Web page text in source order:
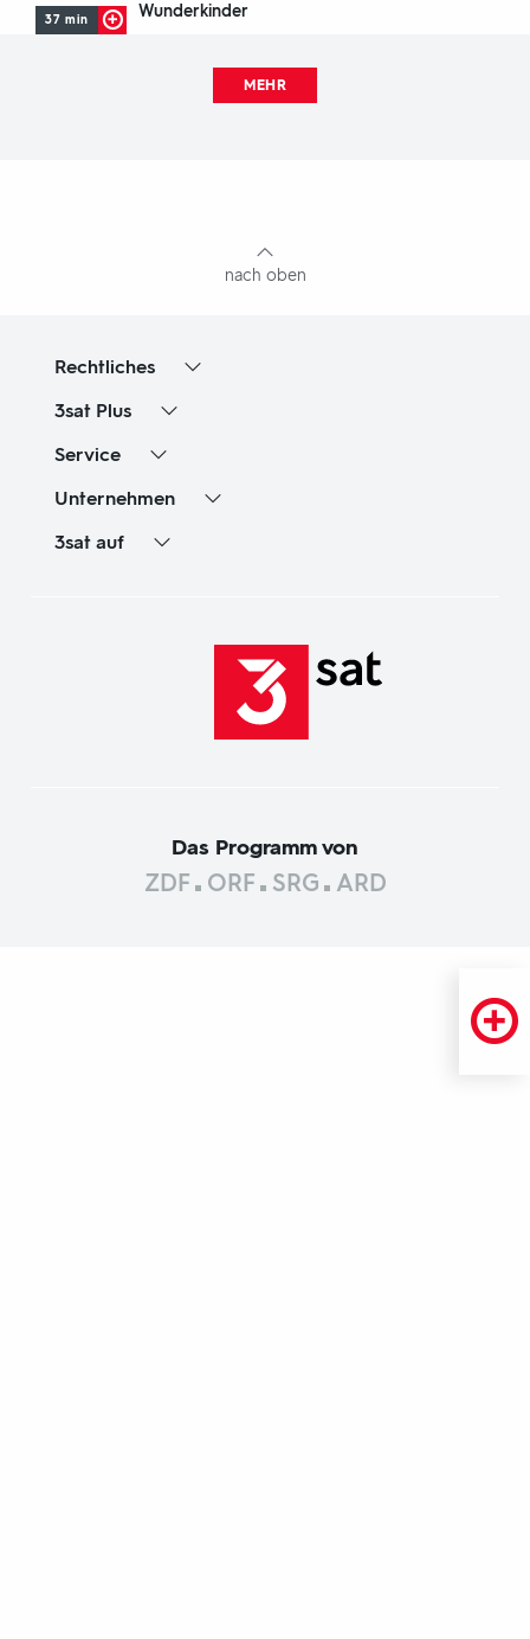
Wunderkinder
37 min
MEHR
nach oben
Rechtliches
3sat Plus
Service
Unternehmen
3sat auf
Das Programm von
ZDF ORF SRG ARD